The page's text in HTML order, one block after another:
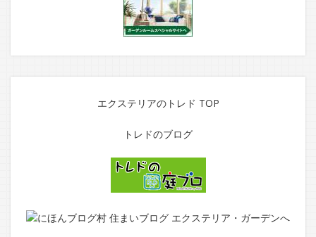
エクステリアのトレド TOP
トレドのブログ